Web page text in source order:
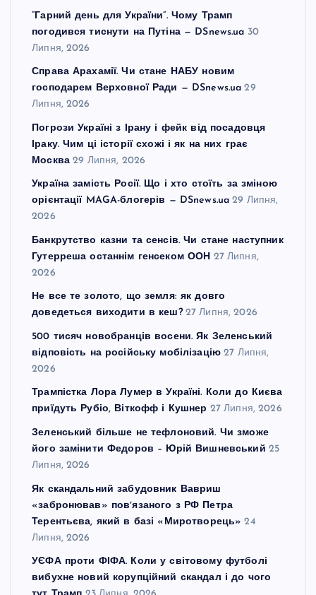
“Гарний день для України”. Чому Трамп
погодився тиснути на Путіна — DSnews.ua 30
Липня, 2026
Справа Арахамії. Чи стане НАБУ новим
господарем Верховної Ради — DSnews.ua 29
Липня, 2026
Погрози Україні з Ірану і фейк від посадовця
Іраку. Чим ці історії схожі і як на них грає
Москва 29 Липня, 2026
Україна замість Росії. Що і хто стоїть за зміною
орієнтації MAGA-блогерів — DSnews.ua 29 Липня,
2026
Банкрутство казни та сенсів. Чи стане наступник
Гутерреша останнім генсеком ООН 27 Липня,
2026
Не все те золото, що земля: як довго
доведеться виходити в кеш? 27 Липня, 2026
500 тисяч новобранців восени. Як Зеленський
відповість на російську мобілізацію 27 Липня,
2026
Трампістка Лора Лумер в Україні. Коли до Києва
приїдуть Рубіо, Віткофф і Кушнер 27 Липня, 2026
Зеленський більше не тефлоновий. Чи зможе
його замінити Федоров – Юрій Вишневський 25
Липня, 2026
Як скандальний забудовник Вавриш
«забронював» повʼязаного з РФ Петра
Терентьєва, який в базі «Миротворець» 24
Липня, 2026
УЄФА проти ФІФА. Коли у світовому футболі
вибухне новий корупційний скандал і до чого